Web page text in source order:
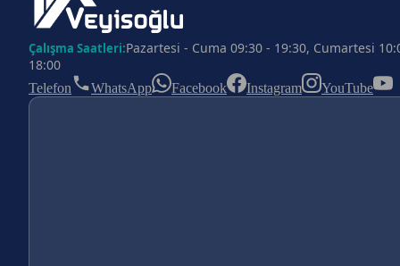
Çalışma Saatleri:Pazartesi - Cuma 09:30 - 19:30, Cumartesi
18:00
Telefon WhatsApp Facebook Instagram YouTube